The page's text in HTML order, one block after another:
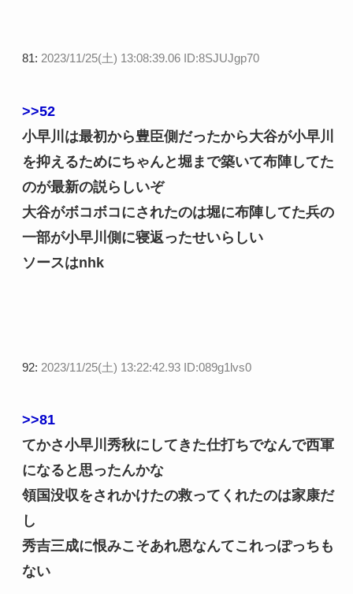
81: 2023/11/25(土) 13:08:39.06 ID:8SJUJgp70
>>52
小早川は最初から豊臣側だったから大谷が小早川
を抑えるためにちゃんと堀まで築いて布陣してた
のが最新の説らしいぞ
大谷がボコボコにされたのは堀に布陣してた兵の
一部が小早川側に寝返ったせいらしい
ソースはnhk
92: 2023/11/25(土) 13:22:42.93 ID:089g1lvs0
>>81
てかさ小早川秀秋にしてきた仕打ちでなんで西軍
になると思ったんかな
領国没収をされかけたの救ってくれたのは家康だ
し
秀吉三成に恨みこそあれ恩なんてこれっぽっちも
ない